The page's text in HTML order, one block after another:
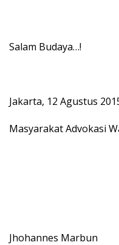
Salam Budaya…!
Jakarta, 12 Agustus
Masyarakat Advokasi
Jhohannes Marbun